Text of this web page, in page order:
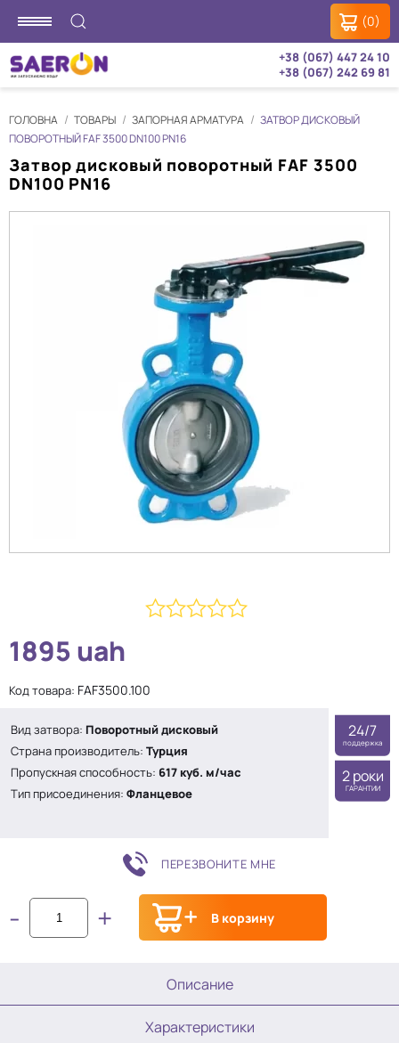
(0)
+38 (067) 447 24 10
+38 (067) 242 69 81
ГОЛОВНА ТОВАРЫ ЗАПОРНАЯ АРМАТУРА
ЗАТВОР ДИСКОВЫЙ
ПОВОРОТНЫЙ FAF 3500 DN100 PN16
Затвор дисковый поворотный FAF 3500
DN100 PN16
1895uah
Код товара: FAF3500.100
Вид затвора: Поворотный дисковый
Страна производитель: Турция
Пропускная способность: 617 куб. м/час
Тип присоединения: Фланцевое
ПЕРЕЗВОНИТЕ МНЕ
- + В корзину
24/7
поддержка
2 роки
ГАРАНТИИ
Описание
Характеристики